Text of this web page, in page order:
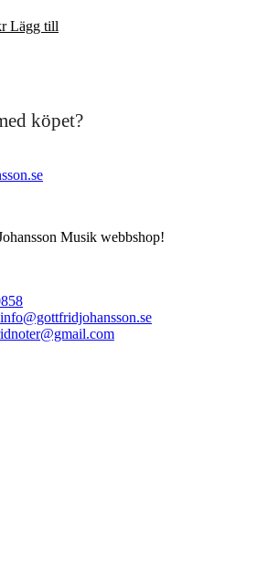
Det
Lägg till
köpet?
Musik webbshop!
info@gottfridjohansson.se